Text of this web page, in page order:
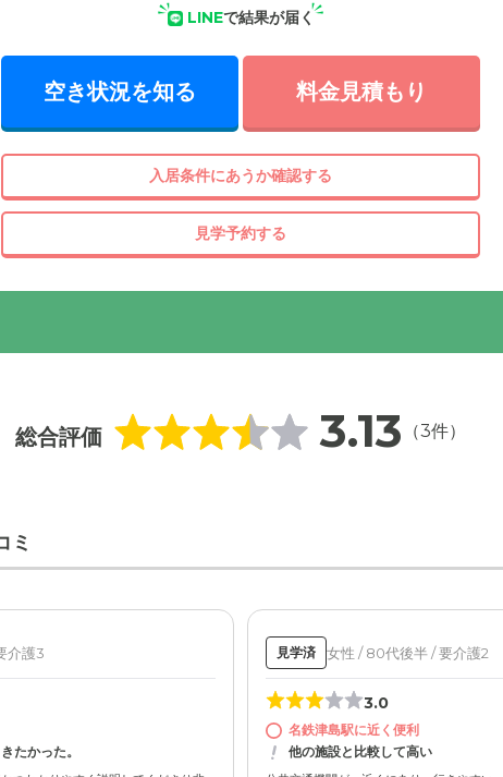
LINEで結果が届く
空き状況を知る 料金見積もり
入居条件にあうか確認する
見学予約する
総合評価 3.13 （3件）
ミ
介護3
たかった。
見学済 女性 / 80代後半 / 要介護2
3.0
名鉄津島駅に近く便利
他の施設と比較して高い